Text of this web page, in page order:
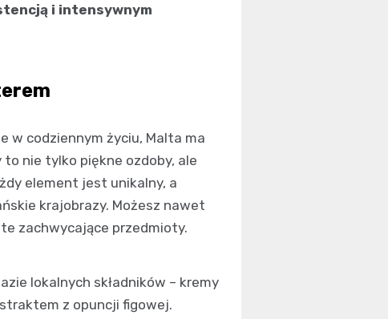
i intensywnym
w codziennym życiu, Malta ma
to nie tylko piękne ozdoby, ale
element jest unikalny, a
krajobrazy. Możesz nawet
zachwycające przedmioty.
lokalnych składników – kremy
z opuncji figowej.